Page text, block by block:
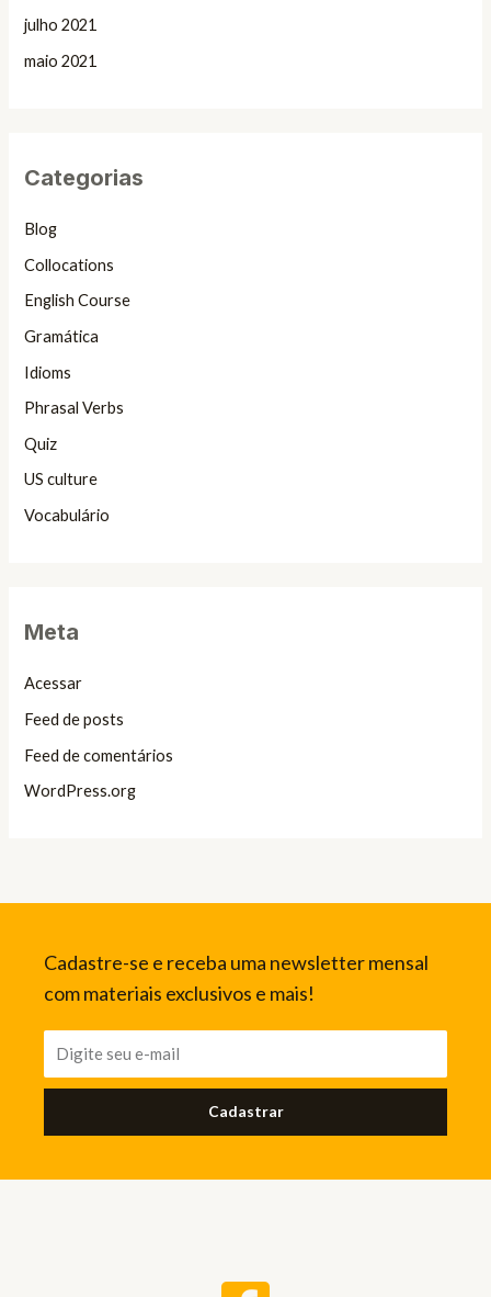
julho 2021
maio 2021
Categorias
Blog
Collocations
English Course
Gramática
Idioms
Phrasal Verbs
Quiz
US culture
Vocabulário
Meta
Acessar
Feed de posts
Feed de comentários
WordPress.org
Cadastre-se e receba uma newsletter mensal
com materiais exclusivos e mais!
Cadastrar